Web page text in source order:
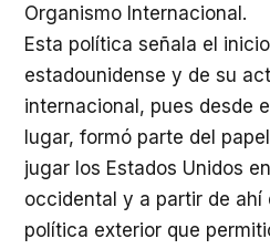
Organismo Internacional.
Esta política señala el
estadounidense y de su
internacional, pues desde
lugar, formó parte del
jugar los Estados Unidos
occidental y a partir de ahí
política exterior que